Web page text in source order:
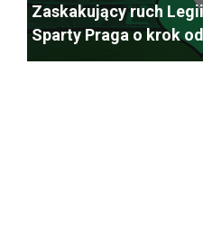
Zaskakujący ruch
Sparty Praga o krok